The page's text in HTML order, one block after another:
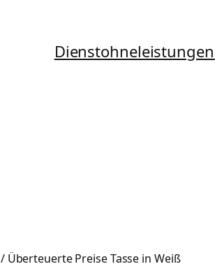
Dienstohneleistungen
/ Überteuerte Preise Tasse in Weiß